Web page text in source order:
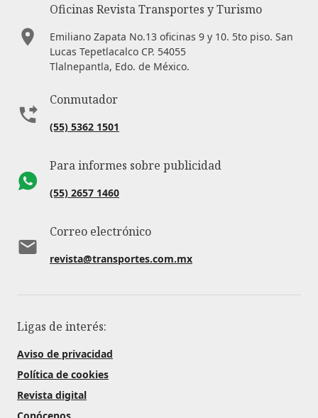
Oficinas Revista Transportes y Turismo
Emiliano Zapata No.13 oficinas 9 y 10. 5to piso. San
Lucas Tepetlacalco CP. 54055
Tlalnepantla, Edo. de México.
Conmutador
(55) 5362 1501
Para informes sobre publicidad
(55) 2657 1460
Correo electrónico
revista@transportes.com.mx
Ligas de interés:
Aviso de privacidad
Política de cookies
Revista digital
Conócenos